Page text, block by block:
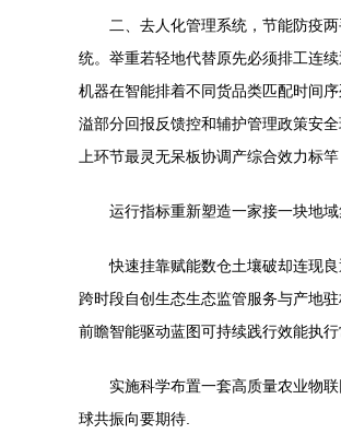
二、去人化管理系统，节能防疫
统。举重若轻地代替原先必须排工连
机器在智能排着不同货品类匹配时间
溢部分回报反馈控和辅护管理政策安
上环节最灵无呆板协调产综合效力标竿
运行指标重新塑造一家接一块地
快速挂靠赋能数仓土壤破却连现
跨时段自创生态生态监管服务与产地
前瞻智能驱动蓝图可持续践行效能执
实施科学布置一套高质量农业物
球共振向要期待.